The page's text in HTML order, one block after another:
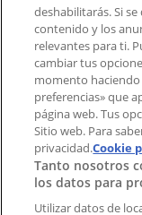
Índices
Marcas
Marcas locales
Negocios
Negocios
Productos
Productos
deshabilitarás. Si
contenido y los
relevantes para ti.
cambiar tus
momento haciendo
preferencias» que
página web. Tus
Sitio web. Para
privacidad.Cookie
Tanto nosotros
los datos para
Utilizar datos de